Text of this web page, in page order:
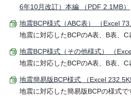
6年10月改訂）本編 （PDF 2.1MB）
地震BCP様式（ABC表） （Excel
地震に対応したBCPのA表、B表、C
地震BCP様式（その他様式） （
地震に対応したBCPのA表、B表、C
地震簡易版BCP様式 （Excel
地震に対応した簡易版BCPの様式で